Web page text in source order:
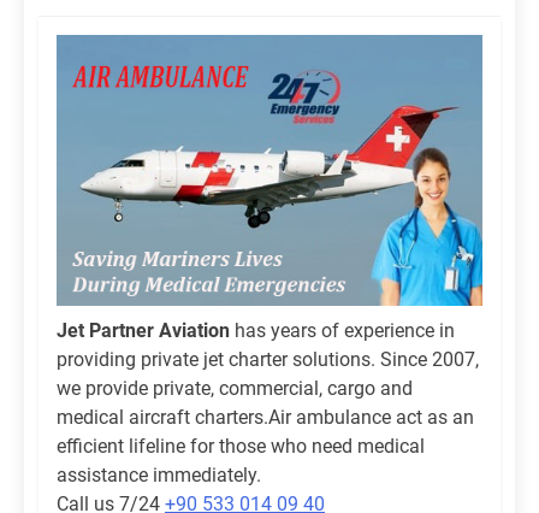
Jet Partner Aviation has years of experience in
providing private jet charter solutions. Since 2007,
we provide private, commercial, cargo and
medical aircraft charters.Air ambulance act as an
efficient lifeline for those who need medical
assistance immediately.
Call us 7/24 +90 533 014 09 40